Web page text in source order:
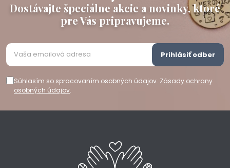
Dostávajte špeciálne akcie a novinky, ktoré
pre Vás pripravujeme.
Súhlasím so spracovaním osobných údajov. Zásady ochrany
osobných údajov.
Prihlásiť odber